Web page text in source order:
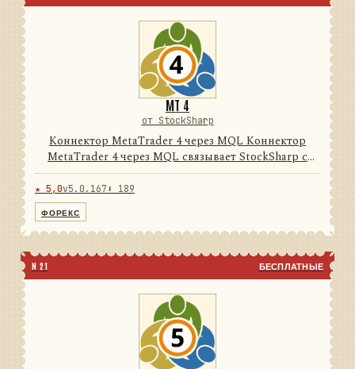
MT 4
от StockSharp
Коннектор MetaTrader 4 через MQL Коннектор
MetaTrader 4 через MQL связывает StockSharp с
терминалом MetaTrader 4 через поставляемый
MQL-эксперт и локальный нативный/FIX-мост. Он
★ 5,0v5.0.167 ⬇ 189
ФОРЕКС
N 21 БЕСПЛАТНЫЕ